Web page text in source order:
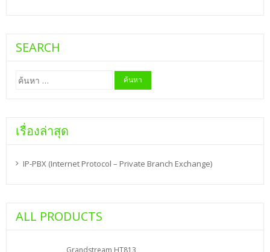
SEARCH
ค้นหา
สำหรับ:
เรื่องล่าสุด
IP-PBX (Internet Protocol – Private Branch Exchange)
ALL PRODUCTS
Grandstream HT813